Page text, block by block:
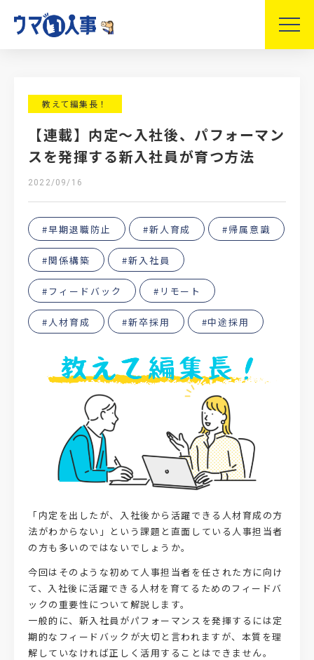
教えて編集長！
【連載】内定〜入社後、パフォーマン
スを発揮する新入社員が育つ方法
2022/09/16
#早期退職防止 #新人育成 #帰属意識
#関係構築 #新入社員
#フィードバック #リモート
#人材育成 #新卒採用 #中途採用
「内定を出したが、入社後から活躍できる人材育成の方
法がわからない」という課題と直面している人事担当者
の方も多いのではないでしょうか。
今回はそのような初めて人事担当者を任された方に向け
て、入社後に活躍できる人材を育てるためのフィードバ
ックの重要性について解説します。
一般的に、新入社員がパフォーマンスを発揮するには定
期的なフィードバックが大切と言われますが、本質を理
解していなければ正しく活用することはできません。